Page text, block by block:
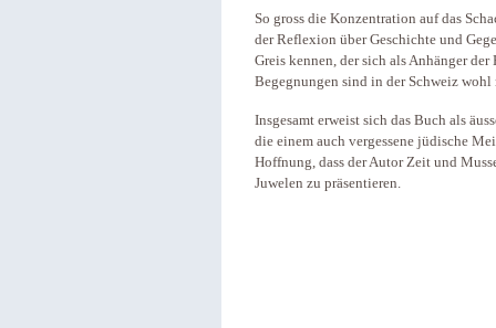
So gross die Konzentration auf das
der Reflexion über Geschichte und
Greis kennen, der sich als Anhänger
Begegnungen sind in der Schweiz
Insgesamt erweist sich das Buch als
die einem auch vergessene jüdische
Hoffnung, dass der Autor Zeit und
Juwelen zu präsentieren.